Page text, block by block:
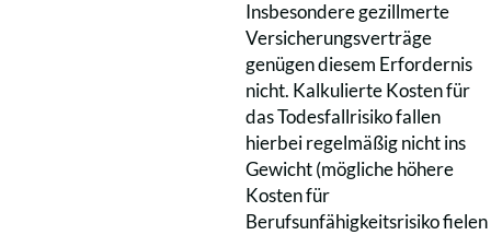
Insbesondere gezillmerte
Versicherungsverträge
genügen diesem Erfordernis
nicht. Kalkulierte Kosten für
das Todesfallrisiko fallen
hierbei regelmäßig nicht ins
Gewicht (mögliche höhere
Kosten für
Berufsunfähigkeitsrisiko fielen